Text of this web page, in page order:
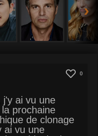
›
0
j'y ai vu une
prochaine
de clonage
ai vu une